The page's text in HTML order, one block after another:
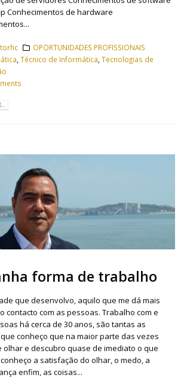
Conhecimentos de hardware
OPORTUNIDADES PROFISSIONAIS
Técnico de Informática Tecnologias de
forma de trabalho
que desenvolvo, aquilo que me dá mais
contacto com as pessoas. Trabalho com e
há cerca de 30 anos, são tantas as
conheço que na maior parte das vezes
olhar e descubro quase de imediato o que
a satisfação do olhar, o medo, a
enfim, as coisas...